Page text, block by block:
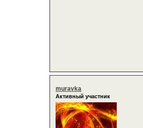
muravka
Активный участник